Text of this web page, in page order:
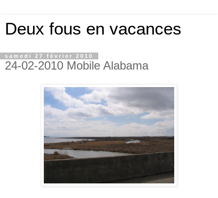
Deux fous en vacances
samedi 27 février 2010
24-02-2010 Mobile Alabama